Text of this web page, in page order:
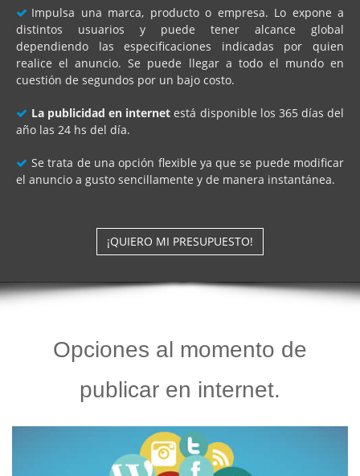
Impulsa una marca, producto o empresa. Lo expone a
distintos usuarios y puede tener alcance global
dependiendo las especificaciones indicadas por quien
realice el anuncio. Se puede llegar a todo el mundo en
cuestión de segundos por un bajo costo.
La publicidad en internet está disponible los 365 días del
año las 24 hs del día.
Se trata de una opción flexible ya que se puede modificar
el anuncio a gusto sencillamente y de manera instantánea.
¡QUIERO MI PRESUPUESTO!
Opciones al momento de
publicar en internet.